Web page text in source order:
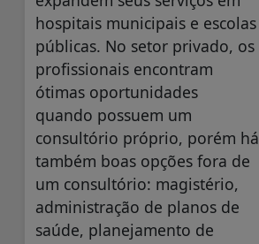
hospitais municipais e escolas
públicas. No setor privado, os
profissionais encontram
ótimas oportunidades
quando possuem um
consultório próprio, porém há
também boas opções fora de
um consultório: magistério,
administração de planos de
saúde, planejamento de